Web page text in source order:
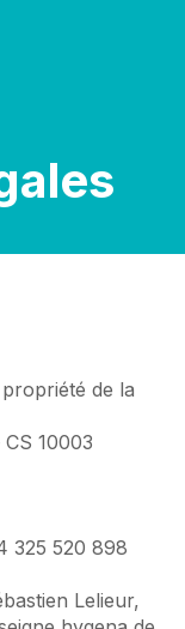
de la
10003
325 520 898
Lelieur,